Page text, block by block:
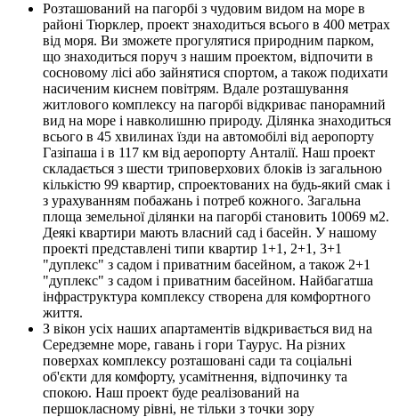
Розташований на пагорбі з чудовим видом на море в
районі Тюрклер, проект знаходиться всього в 400 метрах
від моря. Ви зможете прогулятися природним парком,
що знаходиться поруч з нашим проектом, відпочити в
сосновому лісі або зайнятися спортом, а також подихати
насиченим киснем повітрям. Вдале розташування
житлового комплексу на пагорбі відкриває панорамний
вид на море і навколишню природу. Ділянка знаходиться
всього в 45 хвилинах їзди на автомобілі від аеропорту
Газіпаша і в 117 км від аеропорту Анталії. Наш проект
складається з шести триповерхових блоків із загальною
кількістю 99 квартир, спроектованих на будь-який смак і
з урахуванням побажань і потреб кожного. Загальна
площа земельної ділянки на пагорбі становить 10069 м2.
Деякі квартири мають власний сад і басейн. У нашому
проекті представлені типи квартир 1+1, 2+1, 3+1
"дуплекс" з садом і приватним басейном, а також 2+1
"дуплекс" з садом і приватним басейном. Найбагатша
інфраструктура комплексу створена для комфортного
життя.
З вікон усіх наших апартаментів відкривається вид на
Середземне море, гавань і гори Таурус. На різних
поверхах комплексу розташовані сади та соціальні
об'єкти для комфорту, усамітнення, відпочинку та
спокою. Наш проект буде реалізований на
першокласному рівні, не тільки з точки зору